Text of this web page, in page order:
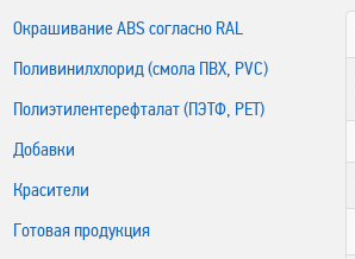
Окрашивание ABS согласно RAL
Поливинилхлорид (смола ПВХ, PVC)
Полиэтилентерефталат (ПЭТФ, PET)
Добавки
Красители
Готовая продукция